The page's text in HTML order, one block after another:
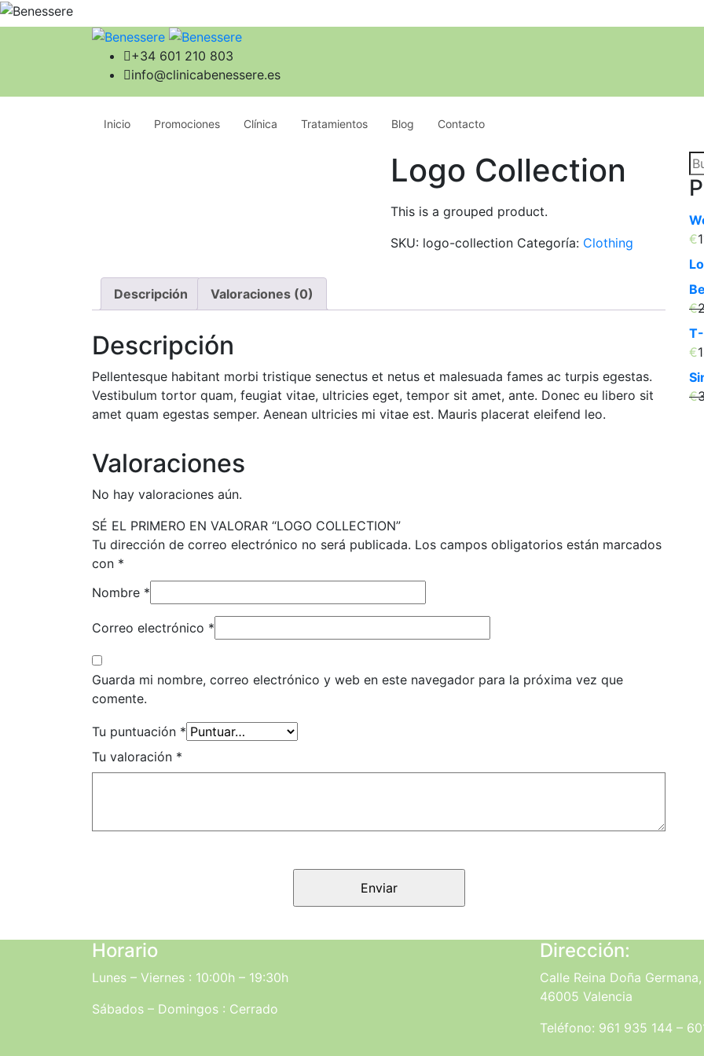
+34 601 210 803
info@clinicabenessere.es
Inicio Promociones Clínica Tratamientos Blog Contacto
Logo Collection
This is a grouped product.
SKU: logo-collection Categoría: Clothing
Descripción Valoraciones (0)
Descripción
Pellentesque habitant morbi tristique senectus et netus et malesuada fames ac turpis egestas.
Vestibulum tortor quam, feugiat vitae, ultricies eget, tempor sit amet, ante. Donec eu libero sit
amet quam egestas semper. Aenean ultricies mi vitae est. Mauris placerat eleifend leo.
Valoraciones
No hay valoraciones aún.
SÉ EL PRIMERO EN VALORAR “LOGO COLLECTION”
Tu dirección de correo electrónico no será publicada. Los campos obligatorios están marcados
con *
Nombre *
Correo electrónico *
Guarda mi nombre, correo electrónico y web en este navegador para la próxima vez que
comente.
Tu puntuación *
Tu valoración *
€
€
€
€
Horario
Lunes – Viernes : 10:00h – 19:30h
Sábados – Domingos : Cerrado
Dirección:
Calle Reina Doña
46005 Valencia
Teléfono: 961 935 144 –